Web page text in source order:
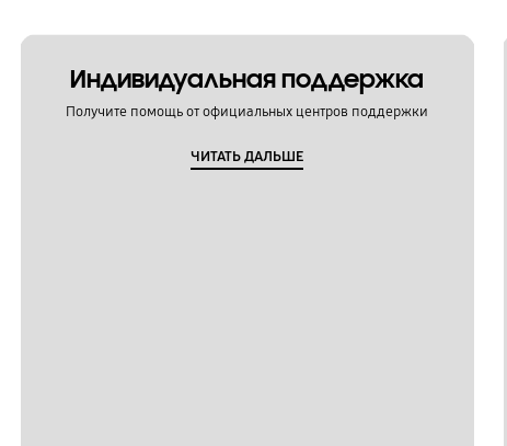
Индивидуальная поддержка
Получите помощь от официальных центров поддержки
ЧИТАТЬ ДАЛЬШЕ